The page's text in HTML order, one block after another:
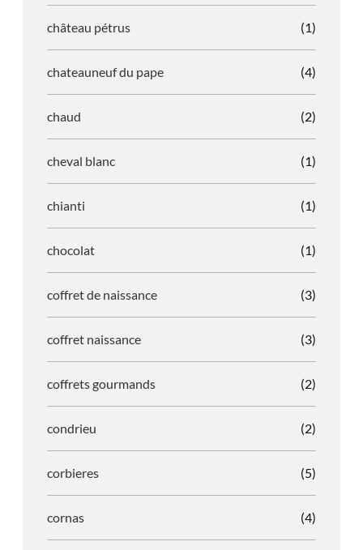
château pétrus (1)
chateauneuf du pape (4)
chaud (2)
cheval blanc (1)
chianti (1)
chocolat (1)
coffret de naissance (3)
coffret naissance (3)
coffrets gourmands (2)
condrieu (2)
corbieres (5)
cornas (4)